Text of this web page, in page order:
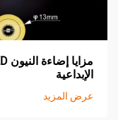
الإبداعية
عرض المزيد